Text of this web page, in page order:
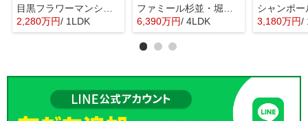
目黒フラワーマンション 11階部分
2,280万円/ 1LDK
ファミール杉並・堀ノ内ガーデンテラス
6,390万円/ 4LDK 3,180万円/